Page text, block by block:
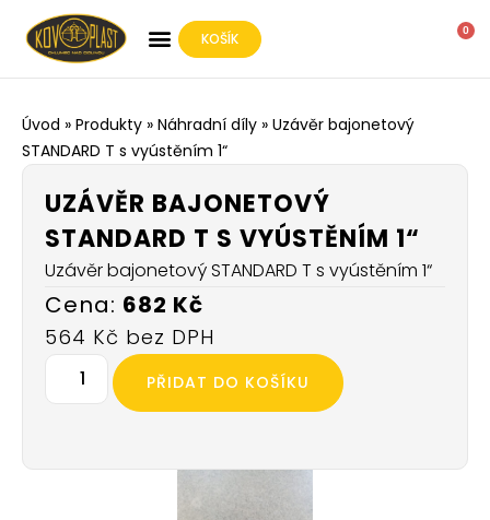
KOŠÍK 0
Úvod » Produkty » Náhradní díly » Uzávěr bajonetový
STANDARD T s vyústěním 1“
UZÁVĚR BAJONETOVÝ
STANDARD T S VYÚSTĚNÍM 1“
Uzávěr bajonetový STANDARD T s vyústěním 1“
682 Kč
564 Kč
PŘIDAT DO KOŠÍKU